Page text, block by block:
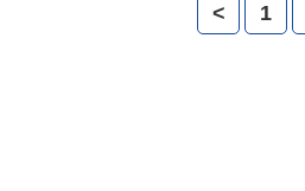
< 1